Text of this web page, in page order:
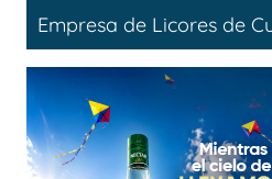
Empresa de Licores de